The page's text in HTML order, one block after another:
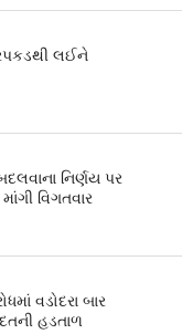
લઈને
નિર્ણય પર
વિગતવાર
વડોદરા બાર
હડતાળ